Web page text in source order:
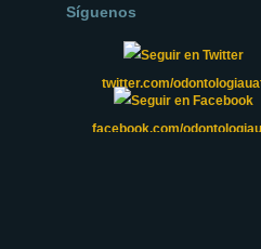
Síguenos
twitter.com/
facebook.com/